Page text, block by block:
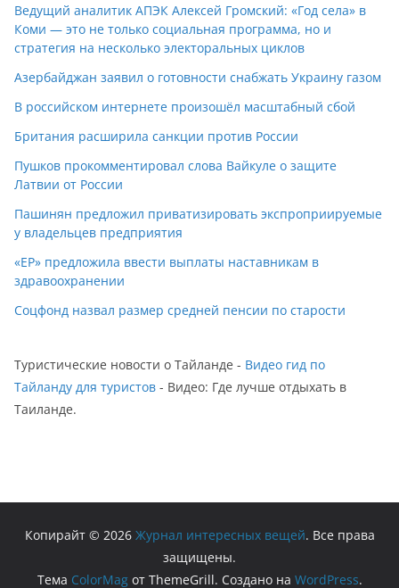
Ведущий аналитик АПЭК Алексей Громский: «Год села» в
Коми — это не только социальная программа, но и
стратегия на несколько электоральных циклов
Азербайджан заявил о готовности снабжать Украину газом
В российском интернете произошёл масштабный сбой
Британия расширила санкции против России
Пушков прокомментировал слова Вайкуле о защите
Латвии от России
Пашинян предложил приватизировать экспроприируемые
у владельцев предприятия
«ЕР» предложила ввести выплаты наставникам в
здравоохранении
Соцфонд назвал размер средней пенсии по старости
Туристические новости о Тайланде - Видео гид по
Тайланду для туристов - Видео: Где лучше отдыхать в
Таиланде.
Копирайт © 2026 Журнал интересных вещей. Все права
защищены.
Тема ColorMagот ThemeGrill. Создано на WordPress.